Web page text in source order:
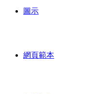
圖示
網頁範本